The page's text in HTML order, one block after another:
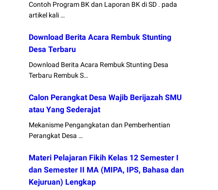
Contoh Program BK dan Laporan BK di SD . pada
artikel kali …
Download Berita Acara Rembuk Stunting
Desa Terbaru
Download Berita Acara Rembuk Stunting Desa
Terbaru Rembuk S…
Calon Perangkat Desa Wajib Berijazah SMU
atau Yang Sederajat
Mekanisme Pengangkatan dan Pemberhentian
Perangkat Desa …
Materi Pelajaran Fikih Kelas 12 Semester I
dan Semester II MA (MIPA, IPS, Bahasa dan
Kejuruan) Lengkap